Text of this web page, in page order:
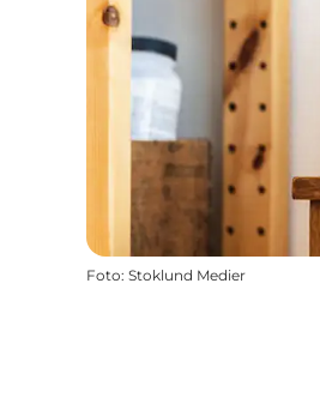
Foto: Stoklund Medier